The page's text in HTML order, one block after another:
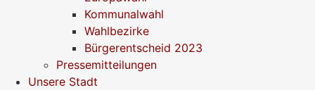
Kommunalwahl
Wahlbezirke
Bürgerentscheid 2023
Pressemitteilungen
Unsere Stadt